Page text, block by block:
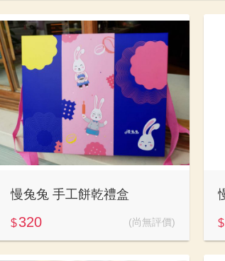
慢兔兔 手工餅乾禮盒
$ 320 (尚無評價) $